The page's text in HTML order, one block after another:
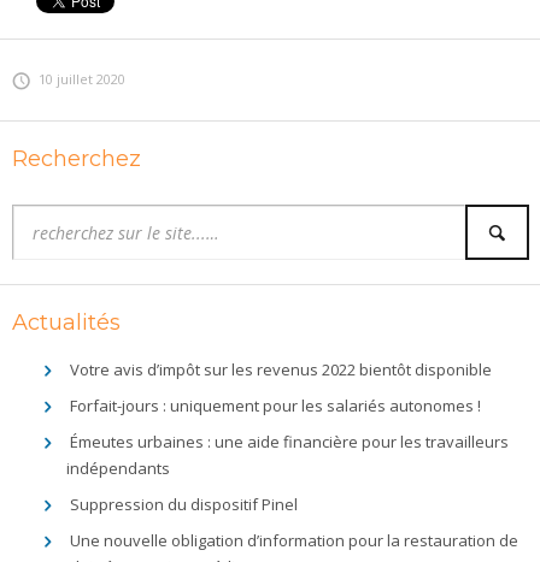
10 juillet 2020
Recherchez
Actualités
Votre avis d’impôt sur les revenus 2022 bientôt disponible
Forfait-jours : uniquement pour les salariés autonomes !
Émeutes urbaines : une aide financière pour les travailleurs
indépendants
Suppression du dispositif Pinel
Une nouvelle obligation d’information pour la restauration de